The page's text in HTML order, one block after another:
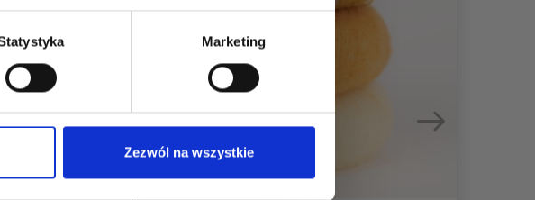
Marketing
Zezwól na wszystkie